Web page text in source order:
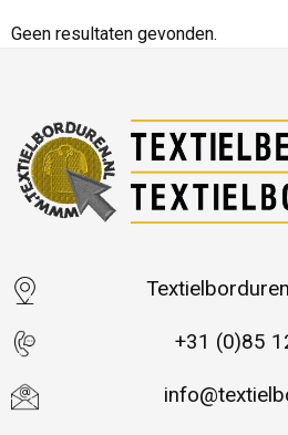
Geen resultaten gevonden.
+31 (0)85